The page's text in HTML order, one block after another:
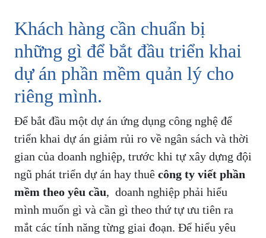
Khách hàng cần chuẩn bị
những gì để bắt đầu triển khai
dự án phần mềm quản lý cho
riêng mình.
Để bắt đầu một dự án ứng dụng công nghệ để
triển khai dự án giảm rủi ro về ngân sách và thời
gian của doanh nghiệp, trước khi tự xây dựng đội
ngũ phát triển dự án hay thuê công ty viết phần
mềm theo yêu cầu, doanh nghiệp phải hiểu
mình muốn gì và cần gì theo thứ tự ưu tiên ra
mắt các tính năng từng giai đoạn. Để hiểu yêu